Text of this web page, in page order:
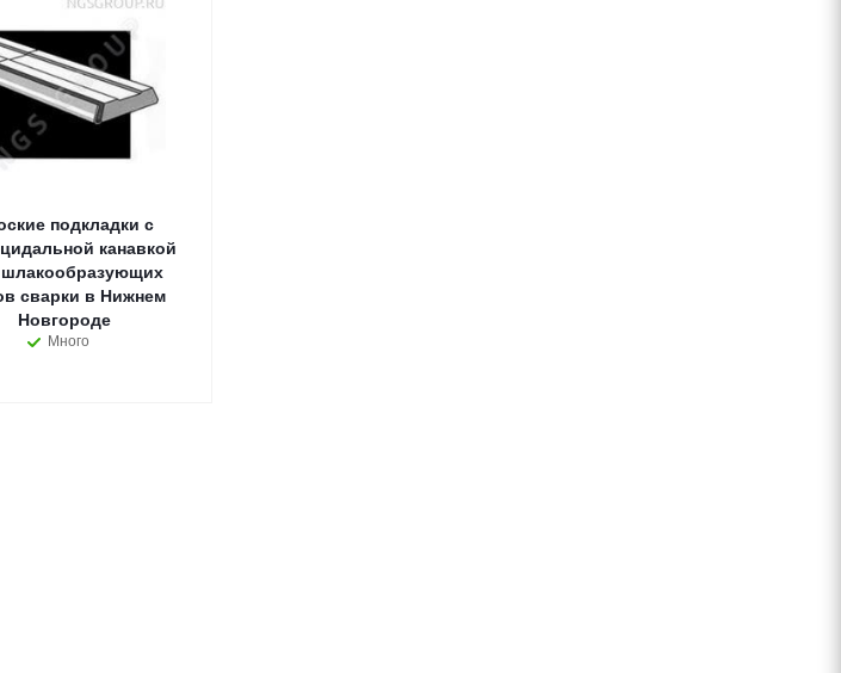
подкладки с
канавкой
сварки в Нижнем
Новгороде
Много